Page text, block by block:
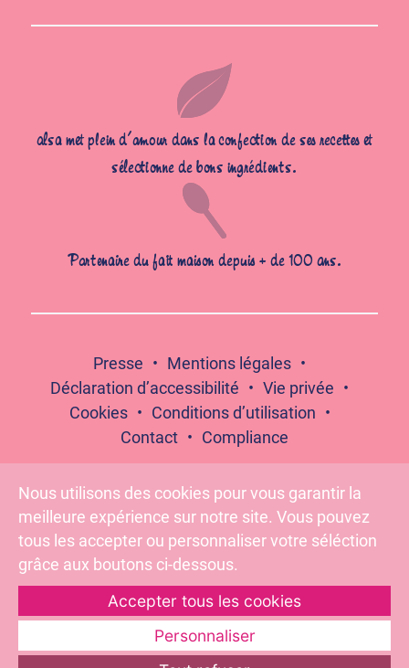
alsa met plein d’amour dans la confection de ses recettes et
sélectionne de bons ingrédients.
Partenaire du fait maison depuis + de 100 ans.
Presse
Mentions légales
Déclaration d’accessibilité
Vie privée
Cookies
Conditions d’utilisation
Contact
Compliance
Pour votre santé, évitez de grignoter entre les repas –
www.mangerbouger.fr
Suivez-nous :
Nous utilisons des cookies pour vous garantir la
meilleure expérience sur notre site. Vous pouvez
tous les accepter ou personnaliser votre séléction
grâce aux boutons ci-dessous.
Accepter tous les cookies
Personnaliser